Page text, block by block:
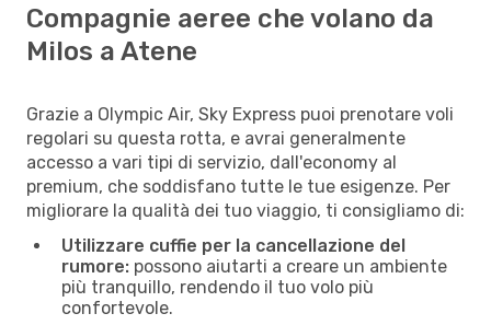
Compagnie aeree che volano da
Milos a Atene
Grazie a Olympic Air, Sky Express puoi prenotare voli
regolari su questa rotta, e avrai generalmente
accesso a vari tipi di servizio, dall'economy al
premium, che soddisfano tutte le tue esigenze. Per
migliorare la qualità dei tuo viaggio, ti consigliamo di:
Utilizzare cuffie per la cancellazione del
rumore: possono aiutarti a creare un ambiente
più tranquillo, rendendo il tuo volo più
confortevole.